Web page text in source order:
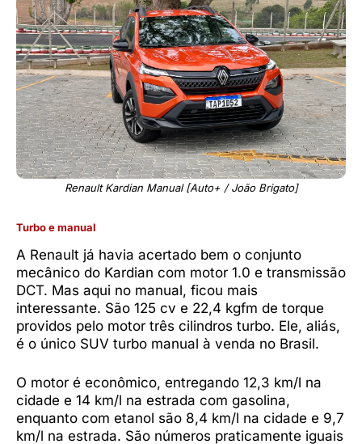
Renault Kardian Manual [Auto+ / João Brigato]
Turbo e manual
A Renault já havia acertado bem o conjunto
mecânico do Kardian com motor 1.0 e transmissão
DCT. Mas aqui no manual, ficou mais
interessante. São 125 cv e 22,4 kgfm de torque
providos pelo motor três cilindros turbo. Ele, aliás,
é o único SUV turbo manual à venda no Brasil.
O motor é econômico, entregando 12,3 km/l na
cidade e 14 km/l na estrada com gasolina,
enquanto com etanol são 8,4 km/l na cidade e 9,7
km/l na estrada. São números praticamente iguais